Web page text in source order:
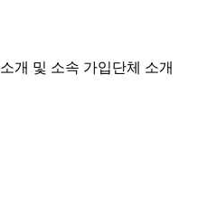
개 및 소속 가입단체 소개